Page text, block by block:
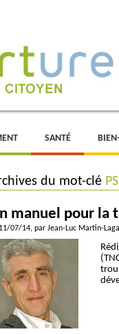
SANTÉ
du mot-clé
manuel pour la
07/14, par Jean-Luc Martin-